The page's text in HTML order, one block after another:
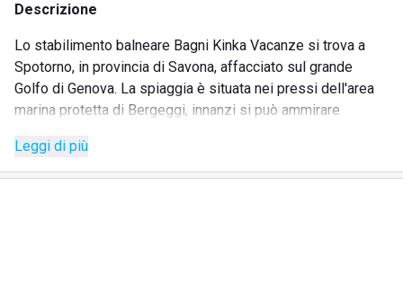
Descrizione
Lo stabilimento balneare Bagni Kinka Vacanze si trova a
Spotorno, in provincia di Savona, affacciato sul grande
Golfo di Genova. La spiaggia è situata nei pressi dell'area
marina protetta di Bergeggi, innanzi si può ammirare
marittimi che sorgono alle sue spalle.
La struttura offre diversi servizi: oltre agli ombrelloni cui è
Leggi di più